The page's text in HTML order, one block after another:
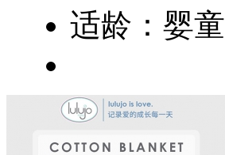
适龄：婴童